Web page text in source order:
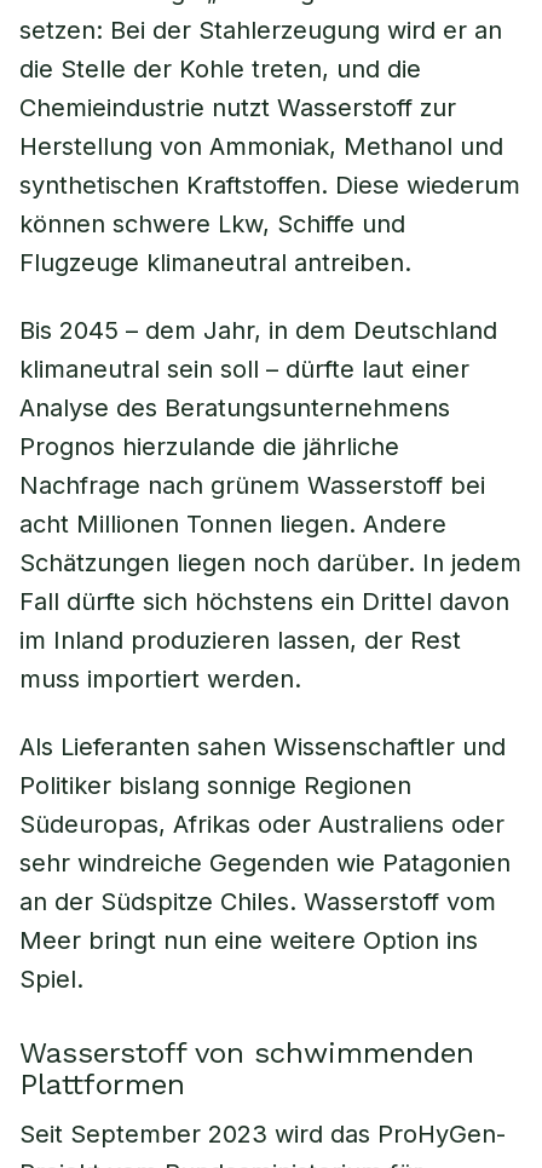
setzen: Bei der Stahlerzeugung wird er an
die Stelle der Kohle treten, und die
Chemieindustrie nutzt Wasserstoff zur
Herstellung von Ammoniak, Methanol und
synthetischen Kraftstoffen. Diese wiederum
können schwere Lkw, Schiffe und
Flugzeuge klimaneutral antreiben.
Bis 2045 – dem Jahr, in dem Deutschland
klimaneutral sein soll – dürfte laut einer
Analyse des Beratungsunternehmens
Prognos hierzulande die jährliche
Nachfrage nach grünem Wasserstoff bei
acht Millionen Tonnen liegen. Andere
Schätzungen liegen noch darüber. In jedem
Fall dürfte sich höchstens ein Drittel davon
im Inland produzieren lassen, der Rest
muss importiert werden.
Als Lieferanten sahen Wissenschaftler und
Politiker bislang sonnige Regionen
Südeuropas, Afrikas oder Australiens oder
sehr windreiche Gegenden wie Patagonien
an der Südspitze Chiles. Wasserstoff vom
Meer bringt nun eine weitere Option ins
Spiel.
Wasserstoff von schwimmenden
Plattformen
Seit September 2023 wird das ProHyGen-